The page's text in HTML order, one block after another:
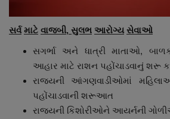
સર્વ માટે વાજબી, સુલભ આરોગ્ય સેવાઓ
સગર્ભા અને ધાત્રી માતાઓ,
આહાર માટે રાશન પહોંચાડવાનું શરૂ
રાજ્યની આંગણવાડીઓમાં
પહોંચાડવાની શરૂઆત
રાજ્યની કિશોરીઓને આયર્નની